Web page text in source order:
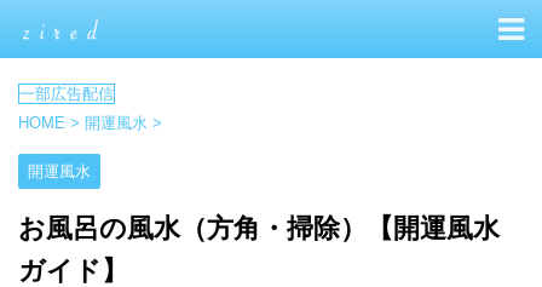
HOME > 開運風水 >
開運風水
お風呂の風水（方角・掃除）【開運風水
ガイド】